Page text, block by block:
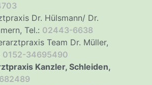
Dr. Hülsmann/ Dr.
Tel.: 02443-6638
Team Dr. Müller,
0152-34695490
Kanzler, Schleiden,